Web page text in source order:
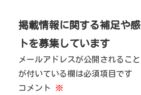
掲載情報に関する補足や
トを募集しています
メールアドレスが公開されること
が付いている欄は必須項目です
コメント
※